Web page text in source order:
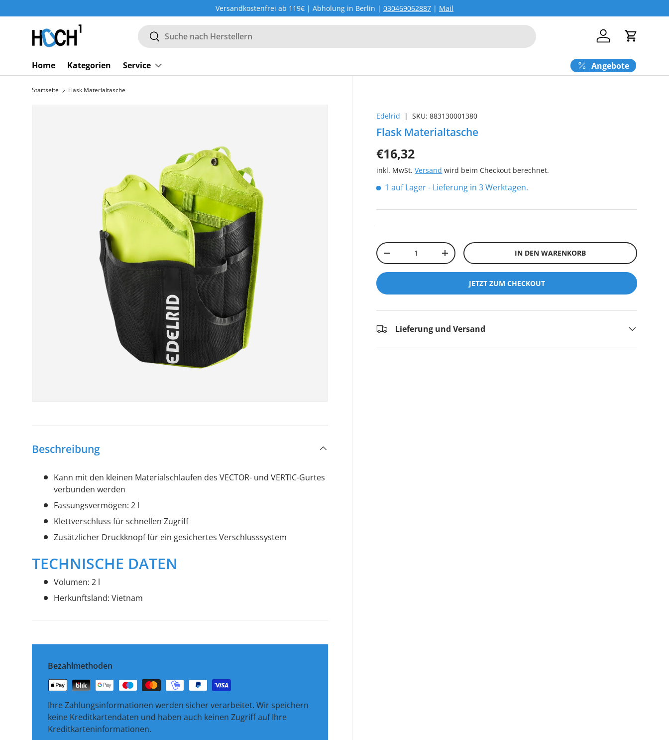
DIREKT ZUM INHALT
Versandkostenfrei ab 119€ | Abholung in Berlin | 030469062887 | Mail
Suchen
Suchen Einloggen
Home Kategorien Service Angebote
Startseite Flask Materialtasche
Edelrid |SKU:883130001380
Flask Materialtasche
€16,32
inkl. MwSt.Versand wird beim Checkout berechnet.
1 auf Lager - Lieferung in 3 Werktagen.
Anzahl
-
+ IN DEN WARENKORB
JETZT ZUM CHECKOUT
Lieferung und Versand
Beschreibung
Kann mit den kleinen Materialschlaufen des VECTOR- und VERTIC-Gurtes
verbunden werden
Fassungsvermögen: 2 l
Klettverschluss für schnellen Zugriff
Zusätzlicher Druckknopf für ein gesichertes Verschlusssystem
TECHNISCHE DATEN
Volumen: 2 l
Herkunftsland: Vietnam
Bezahlmethoden
Ihre Zahlungsinformationen werden sicher verarbeitet. Wir speichern
keine Kreditkartendaten und haben auch keinen Zugriff auf Ihre
Kreditkarteninformationen.